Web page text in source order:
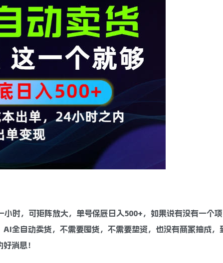
时，可矩阵放大，单号保底日入500+，如果说有没有一个
全自动卖货，不需要囤货，不需要垫资，也没有商家抽成，
消息！